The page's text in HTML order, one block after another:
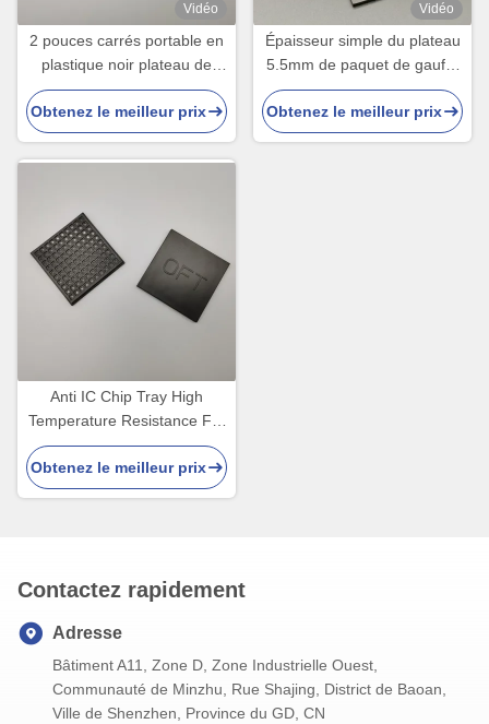
Vidéo
2 pouces carrés portable en
plastique noir plateau de
puce IC pour les appareils IC
Obtenez le meilleur prix
Vidéo
Épaisseur simple du plateau
5.5mm de paquet de gaufre
de l'ABS QFP de haute
qualité
Obtenez le meilleur prix
Anti IC Chip Tray High
Temperature Resistance For
saphir de chargement
statique noir d'ESD
Obtenez le meilleur prix
Contactez rapidement
Adresse
Bâtiment A11, Zone D, Zone Industrielle Ouest,
Communauté de Minzhu, Rue Shajing, District de Baoan,
Ville de Shenzhen, Province du GD, CN